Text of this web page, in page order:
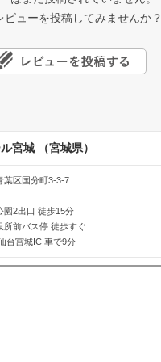
ビューを投稿してみませんか？
宮城 （宮城県）
葉区国分町3-3-7
園2出口 徒歩15分
所前バス停 徒歩すぐ
台宮城IC 車で9分